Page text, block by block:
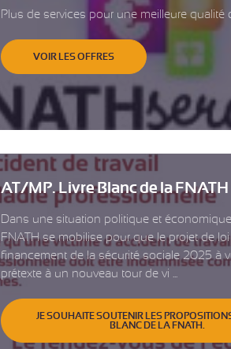
Plus de services pour une meilleure qualité
VOIR LES OFFRES
AT/MP. Livre Blanc de la FNATH
Dans une situation politique et
FNATH se mobilise pour que le projet de
financement de la sécurité sociale 2025 à
prétexte à un nouveau tour de vi ...
JE SOUHAITE SOUTENIR LES
BLANC DE LA FNATH.